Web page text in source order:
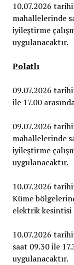
10.07.2026
mahallelerinde
iyileştirme
uygulanacaktır.
Polatlı
09.07.2026
ile 17.00
09.07.2026
mahallelerinde
iyileştirme
uygulanacaktır.
10.07.2026
Küme
elektrik
10.07.2026
saat 09.30 ile
uygulanacaktır.